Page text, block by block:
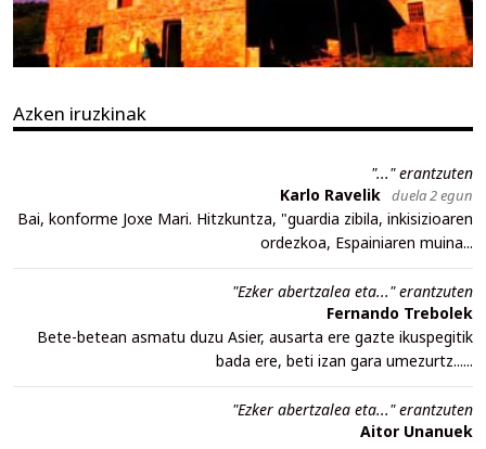
Azken iruzkinak
"..." erantzuten
Karlo Ravelik duela 2 egun
Bai, konforme Joxe Mari. Hitzkuntza, "guardia zibila, inkisizioaren
ordezkoa, Espainiaren muina...
"Ezker abertzalea eta..." erantzuten
Fernando Trebolek
Bete-betean asmatu duzu Asier, ausarta ere gazte ikuspegitik
bada ere, beti izan gara umezurtz......
"Ezker abertzalea eta..." erantzuten
Aitor Unanuek